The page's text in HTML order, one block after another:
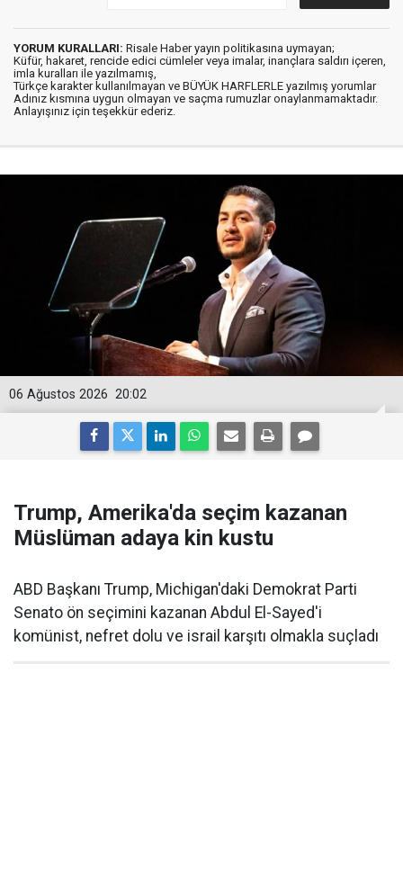
YORUM KURALLARI: Risale Haber yayın politikasına uymayan;
Küfür, hakaret, rencide edici cümleler veya imalar, inançlara saldırı içeren,
imla kuralları ile yazılmamış,
Türkçe karakter kullanılmayan ve BÜYÜK HARFLERLE yazılmış yorumlar
Adınız kısmına uygun olmayan ve saçma rumuzlar onaylanmamaktadır.
Anlayışınız için teşekkür ederiz.
20:02
06 Ağustos 2026
Trump, Amerika'da seçim kazanan
Müslüman adaya kin kustu
ABD Başkanı Trump, Michigan'daki Demokrat Parti
Senato ön seçimini kazanan Abdul El-Sayed'i
komünist, nefret dolu ve israil karşıtı olmakla suçladı